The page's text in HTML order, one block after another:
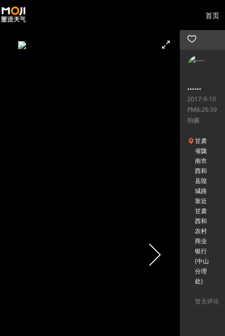
首页
……
2017-9-10
PM6:26:39
拍摄
甘肃
省陇
南市
西和
县隍
城路
靠近
甘肃
西和
农村
商业
银行
(中山
分理
处)
暂无评论